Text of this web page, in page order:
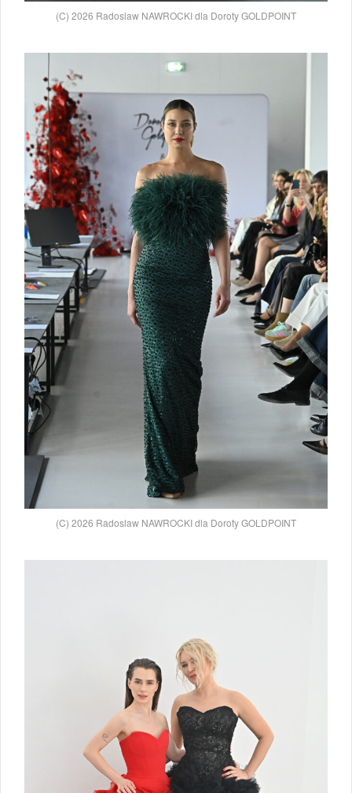
(C) 2026 Radoslaw NAWROCKI dla Doroty GOLDPOINT
(C) 2026 Radoslaw NAWROCKI dla Doroty GOLDPOINT